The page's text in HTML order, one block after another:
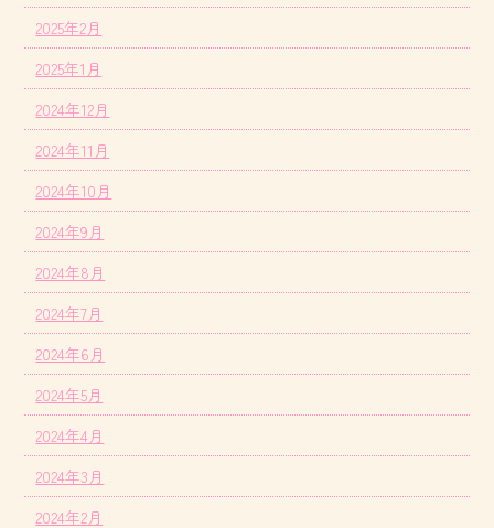
2025年2月
2025年1月
2024年12月
2024年11月
2024年10月
2024年9月
2024年8月
2024年7月
2024年6月
2024年5月
2024年4月
2024年3月
2024年2月